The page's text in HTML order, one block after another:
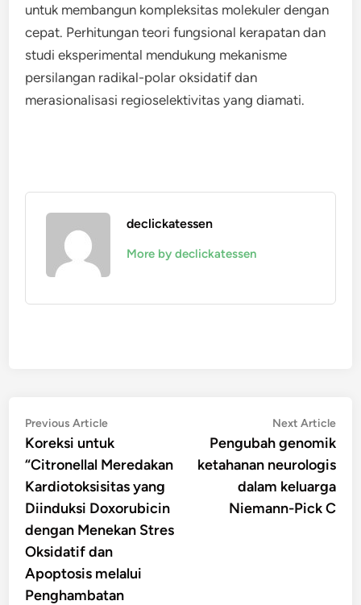
untuk membangun kompleksitas molekuler dengan
cepat. Perhitungan teori fungsional kerapatan dan
studi eksperimental mendukung mekanisme
persilangan radikal-polar oksidatif dan
merasionalisasi regioselektivitas yang diamati.
declickatessen
More by declickatessen
Navigasi
pos
Previous ArticlePrevious
article:
Koreksi untuk
“Citronellal Meredakan
Kardiotoksisitas yang
Diinduksi Doxorubicin
dengan Menekan Stres
Oksidatif dan
Apoptosis melalui
Penghambatan
Next Article
Pengubah genomik
ketahanan neurologis
dalam keluarga
Niemann-Pick C